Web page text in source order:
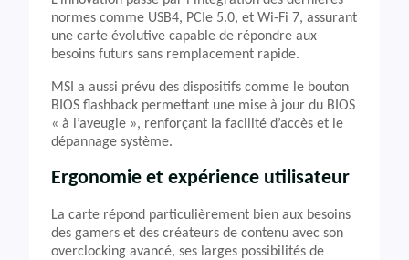
normes comme USB4, PCIe 5.0, et Wi-Fi 7, assurant
une carte évolutive capable de répondre aux
besoins futurs sans remplacement rapide.
MSI a aussi prévu des dispositifs comme le bouton
BIOS flashback permettant une mise à jour du BIOS
« à l’aveugle », renforçant la facilité d’accès et le
dépannage système.
Ergonomie et expérience utilisateur
La carte répond particulièrement bien aux besoins
des gamers et des créateurs de contenu avec son
overclocking avancé, ses larges possibilités de